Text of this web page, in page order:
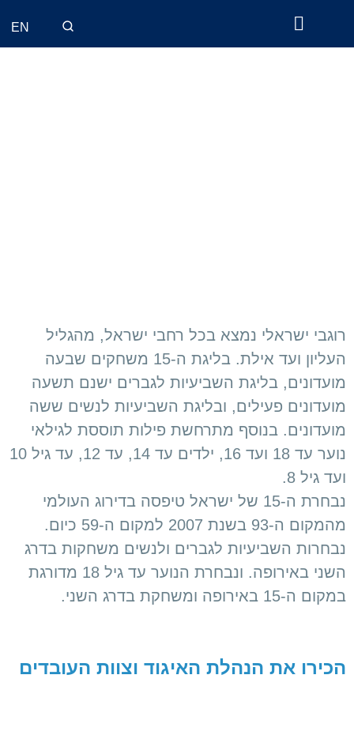
EN
רוגבי ישראלי נמצא בכל רחבי ישראל, מהגליל
העליון ועד אילת. בליגת ה-15 משחקים שבעה
מועדונים, בליגת השביעיות לגברים ישנם תשעה
מועדונים פעילים, ובליגת השביעיות לנשים ששה
מועדונים. בנוסף מתרחשת פילות תוססת לגילאי
נוער עד 18 ועד 16, ילדים עד 14, עד 12, עד גיל 10
ועד גיל 8.
נבחרת ה-15 של ישראל טיפסה בדירוג העולמי
מהמקום ה-93 בשנת 2007 למקום ה-59 כיום.
נבחרות השביעיות לגברים ולנשים משחקות בדרג
השני באירופה. ונבחרת הנוער עד גיל 18 מדורגת
במקום ה-15 באירופה ומשחקת בדרג השני.
הכירו את הנהלת האיגוד וצוות העובדים